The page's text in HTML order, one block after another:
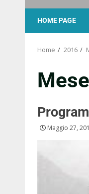
HOME PAGE
Home 2016
Maggio 27,